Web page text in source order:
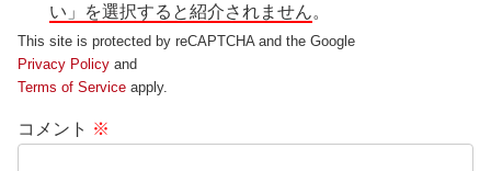
い」を選択すると紹介されません。
This site is protected by reCAPTCHA and the Google
Privacy Policy and
Terms of Service apply.
コメント ※